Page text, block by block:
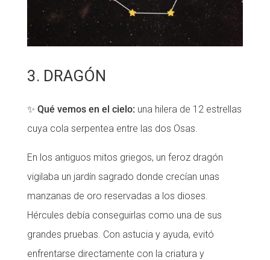
3. DRAGÓN
✨ Qué vemos en el cielo: una hilera de 12 estrellas
cuya cola serpentea entre las dos Osas.
En los antiguos mitos griegos, un feroz dragón
vigilaba un jardín sagrado donde crecían unas
manzanas de oro reservadas a los dioses.
Hércules debía conseguirlas como una de sus
grandes pruebas. Con astucia y ayuda, evitó
enfrentarse directamente con la criatura y